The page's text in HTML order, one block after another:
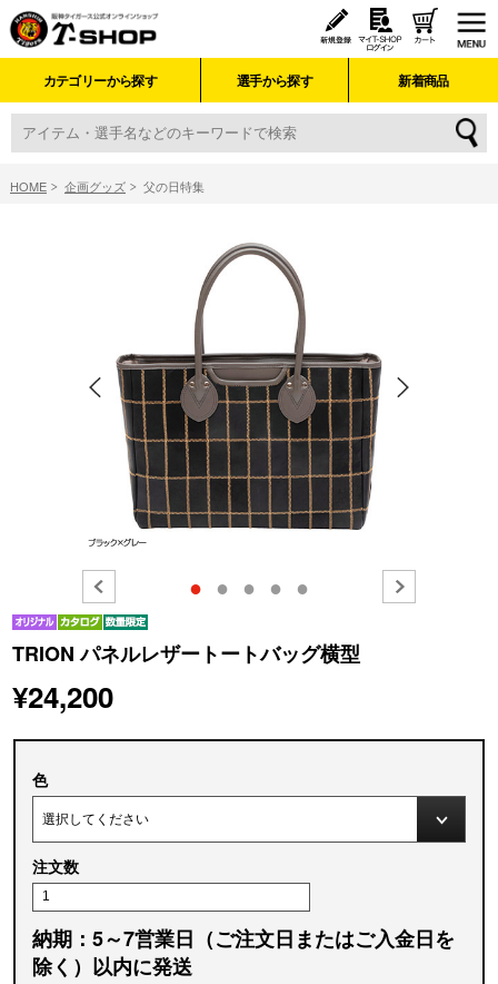
カテゴリーから探す 選手から探す 新着商品
HOME 企画グッズ 父の日特集
● ● ● ● ●
TRION パネルレザートートバッグ横型
¥24,200
色
注文数
納期：5～7営業日（ご注文日またはご入金日を
除く）以内に発送